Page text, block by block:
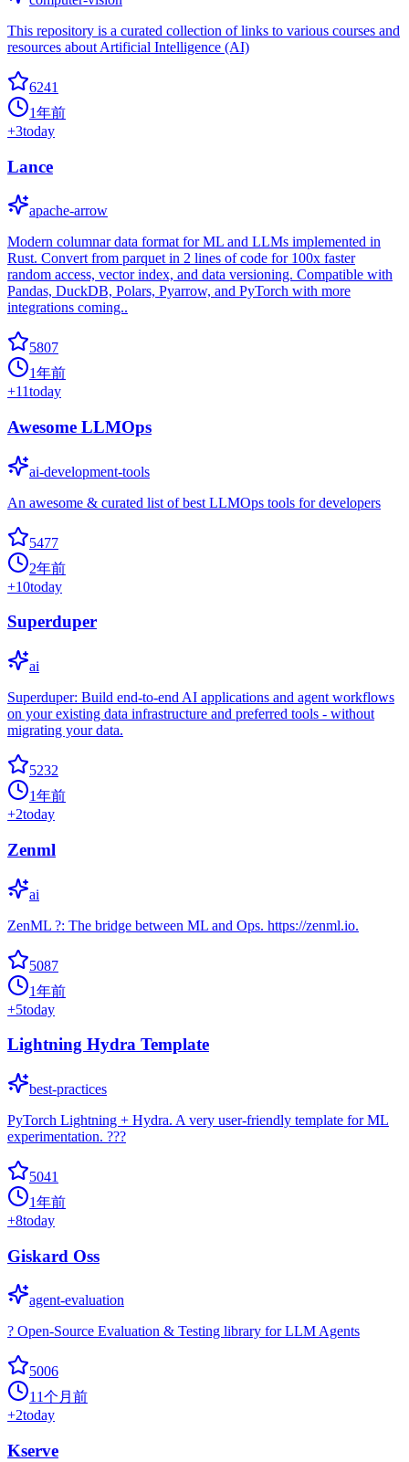
This repository is a curated collection of links to various courses and
resources about Artificial Intelligence (AI)
6241
1年前
+3today
Lance
apache-arrow
Modern columnar data format for ML and LLMs implemented in
Rust. Convert from parquet in 2 lines of code for 100x faster
random access, vector index, and data versioning. Compatible with
Pandas, DuckDB, Polars, Pyarrow, and PyTorch with more
integrations coming..
5807
1年前
+11today
Awesome LLMOps
ai-development-tools
An awesome & curated list of best LLMOps tools for developers
5477
2年前
+10today
Superduper
ai
Superduper: Build end-to-end AI applications and agent workflows
on your existing data infrastructure and preferred tools - without
migrating your data.
5232
1年前
+2today
Zenml
ai
ZenML ?: The bridge between ML and Ops. https://zenml.io.
5087
1年前
+5today
Lightning Hydra Template
best-practices
PyTorch Lightning + Hydra. A very user-friendly template for ML
experimentation. ???
5041
1年前
+8today
Giskard Oss
agent-evaluation
? Open-Source Evaluation & Testing library for LLM Agents
5006
11个月前
+2today
Kserve